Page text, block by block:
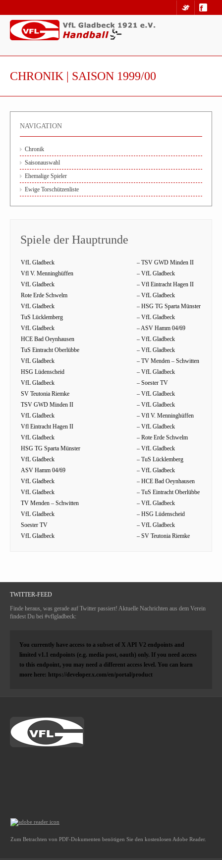
CHRONIK | SAISON 1999/00
NAVIGATION
Chronik
Saisonauswahl
Ehemalige Spieler
Ewige Torschützenliste
Spiele der Hauptrunde
VfL Gladbeck
– TSV GWD Minden II
Vfl V. Menninghüffen
– VfL Gladbeck
VfL Gladbeck
– Vfl Eintracht Hagen II
Rote Erde Schwelm
– VfL Gladbeck
VfL Gladbeck
– HSG TG Sparta Münster
TuS Lücklemberg
– VfL Gladbeck
VfL Gladbeck
– ASV Hamm 04/69
HCE Bad Oeynhausen
– VfL Gladbeck
TuS Eintracht Oberlübbe
– VfL Gladbeck
VfL Gladbeck
– TV Menden – Schwitten
HSG Lüdenscheid
– VfL Gladbeck
VfL Gladbeck
– Soester TV
SV Teutonia Riemke
– VfL Gladbeck
TSV GWD Minden II
– VfL Gladbeck
VfL Gladbeck
– Vfl V. Menninghüffen
Vfl Eintracht Hagen II
– VfL Gladbeck
VfL Gladbeck
– Rote Erde Schwelm
HSG TG Sparta Münster
– VfL Gladbeck
VfL Gladbeck
– TuS Lücklemberg
ASV Hamm 04/69
– VfL Gladbeck
VfL Gladbeck
– HCE Bad Oeynhausen
VfL Gladbeck
– TuS Eintracht Oberlübbe
TV Menden – Schwitten
– VfL Gladbeck
VfL Gladbeck
– HSG Lüdenscheid
Soester TV
– VfL Gladbeck
VfL Gladbeck
– SV Teutonia Riemke
TWITTER-FEED
Finde heraus, was gerade auf Twitter passiert! Aktuelle Nachrichten aus dem Verein
findest Du bei #vflgladbeck:
You currently have access to a subset of X API V2 endpoints and
limited v1.1 endpoints (e.g. media post, oauth) only. If you need access
to this endpoint, you may need a different access level. You can learn
more here: https://developer.x.com/en/portal/product
Zum Betrachten von PDF-Dokumenten benötigen Sie den kostenlosen Adobe Reader.